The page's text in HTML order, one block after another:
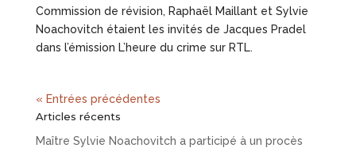
Commission de révision, Raphaël Maillant et Sylvie
Noachovitch étaient les invités de Jacques Pradel
dans l’émission L’heure du crime sur RTL.
« Entrées précédentes
Articles récents
Maître Sylvie Noachovitch a participé à un procès